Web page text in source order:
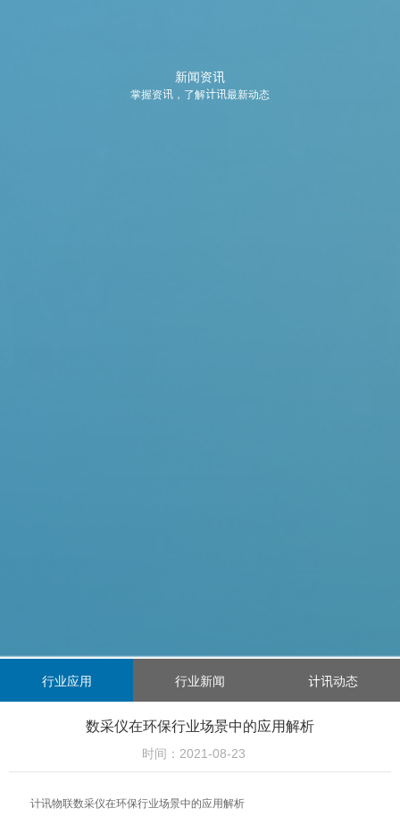
新闻资讯
掌握资讯，了解计讯最新动态
行业应用 行业新闻 计讯动态
数采仪在环保行业场景中的应用解析
时间：2021-08-23
计讯物联数采仪在环保行业场景中的应用解析